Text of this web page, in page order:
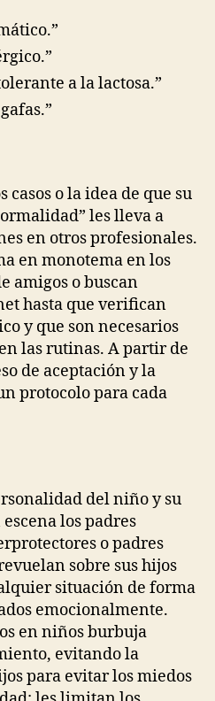
a la lactosa.”
casos o la idea de que su
les lleva a
en otros profesionales.
en monotema en los
amigos o buscan
hasta que verifican
y que son necesarios
las rutinas. A partir de
de aceptación y la
protocolo para cada
del niño y su
los padres
o padres
sobre sus hijos
situación de forma
emocionalmente.
en niños burbuja
evitando la
para evitar los miedos